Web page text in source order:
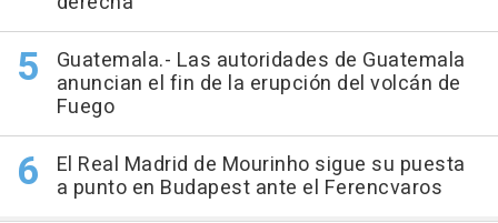
Guatemala.- Las autoridades de Guatemala
anuncian el fin de la erupción del volcán de
Fuego
El Real Madrid de Mourinho sigue su puesta
a punto en Budapest ante el Ferencvaros